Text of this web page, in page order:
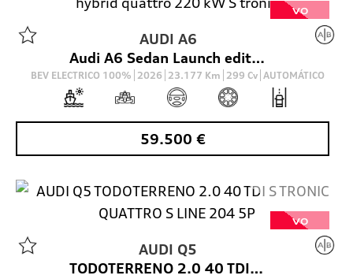
VO
AUDI A6
Audi A6 Sedan Launch edition e-hybrid quattro 220 kW S tronic
BEV ELECTRICO 100% 2026 23.177 Km 299 Cv AUTOMÁTICO
59.500 €
VO
AUDI Q5
TODOTERRENO 2.0 40 TDI S TRONIC QUATTRO S LINE 204 5P